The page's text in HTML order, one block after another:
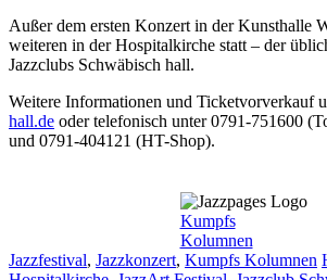
Außer dem ersten Konzert in der Kunsthalle
weiteren in der Hospitalkirche statt – der
Jazzclubs Schwäbisch hall.
Weitere Informationen und Ticketvorverkauf
hall.de oder telefonisch unter 0791-751600
und 0791-404121 (HT-Shop).
Kumpfs
Kolumnen
Kategorien
Jazzfestival, Jazzkonzert, Kumpfs Kolumnen